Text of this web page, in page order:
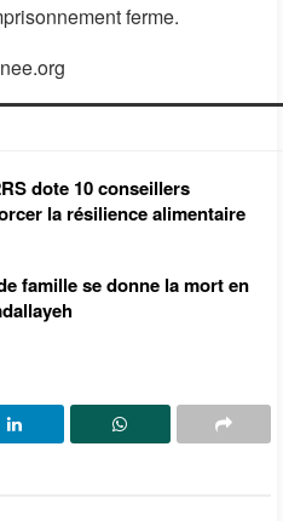
ferme.
dote 10 conseillers
la résilience alimentaire
famille se donne la mort en